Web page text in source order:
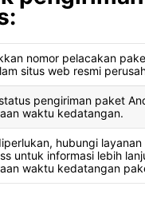
nomor pelacakan
situs web resmi
pengiriman paket
waktu kedatangan.
hubungi
untuk informasi lebih
waktu kedatangan